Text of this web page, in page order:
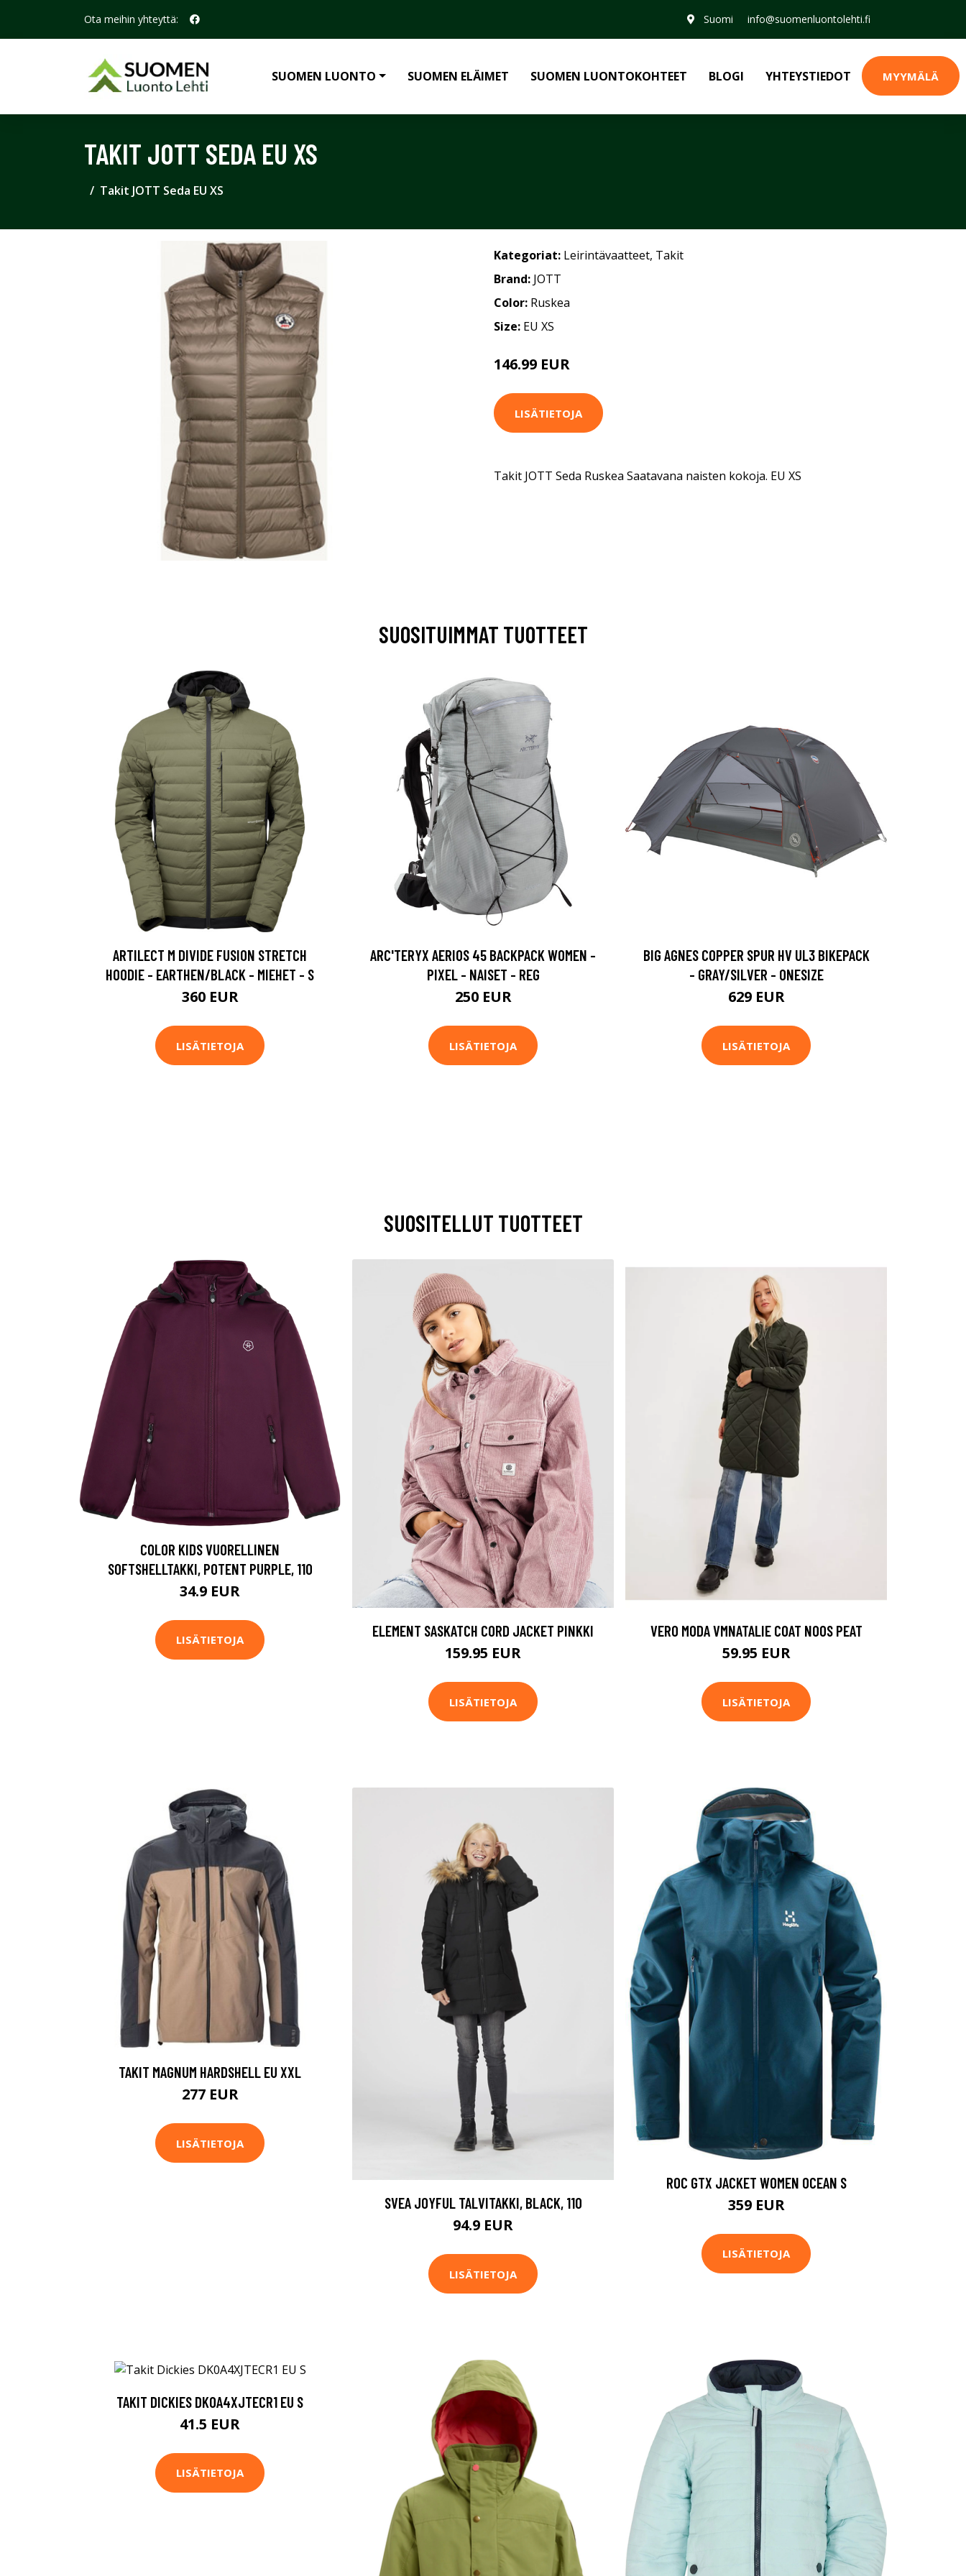
Ota meihin yhteyttä: Suomi info@suomenluontolehti.fi
SUOMEN LUONTO SUOMEN ELÄIMET SUOMEN LUONTOKOHTEET BLOGI YHTEYSTIEDOT MYYMÄLÄ
TAKIT JOTT SEDA EU XS
Takit JOTT Seda EU XS
Kategoriat: Leirintävaatteet, Takit
Brand: JOTT
Color: Ruskea
Size: EU XS
146.99 EUR
LISÄTIETOJA
Takit JOTT Seda Ruskea Saatavana naisten kokoja. EU XS
SUOSITUIMMAT TUOTTEET
ARTILECT M DIVIDE FUSION STRETCH
HOODIE - EARTHEN/BLACK - MIEHET - S
360 EUR
LISÄTIETOJA
ARC'TERYX AERIOS 45 BACKPACK WOMEN -
PIXEL - NAISET - REG
250 EUR
LISÄTIETOJA
BIG AGNES COPPER SPUR HV UL3 BIKEPACK
- GRAY/SILVER - ONESIZE
629 EUR
LISÄTIETOJA
SUOSITELLUT TUOTTEET
COLOR KIDS VUORELLINEN
SOFTSHELLTAKKI, POTENT PURPLE, 110
34.9 EUR
LISÄTIETOJA ELEMENT SASKATCH CORD JACKET PINKKI
159.95 EUR
LISÄTIETOJA
VERO MODA VMNATALIE COAT NOOS PEAT
59.95 EUR
LISÄTIETOJA
TAKIT MAGNUM HARDSHELL EU XXL
277 EUR
LISÄTIETOJA
SVEA JOYFUL TALVITAKKI, BLACK, 110
94.9 EUR
LISÄTIETOJA
ROC GTX JACKET WOMEN OCEAN S
359 EUR
LISÄTIETOJA
TAKIT DICKIES DK0A4XJTECR1 EU S
41.5 EUR
LISÄTIETOJA